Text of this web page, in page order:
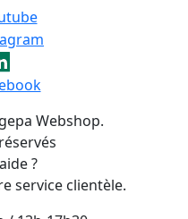
Webshop.
?
service clientèle.